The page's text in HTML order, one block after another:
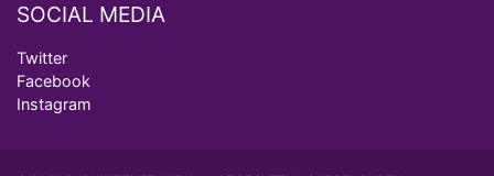
SOCIAL MEDIA
Twitter
Facebook
Instagram